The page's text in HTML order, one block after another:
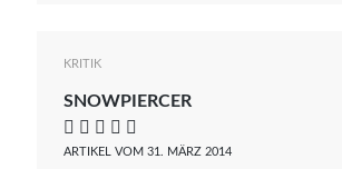
KRITIK
SNOWPIERCER
    
ARTIKEL VOM 31. MÄRZ 2014